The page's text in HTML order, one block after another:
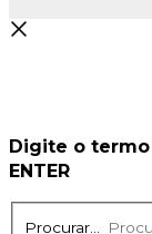
Digite o
ENTER
Procurar...